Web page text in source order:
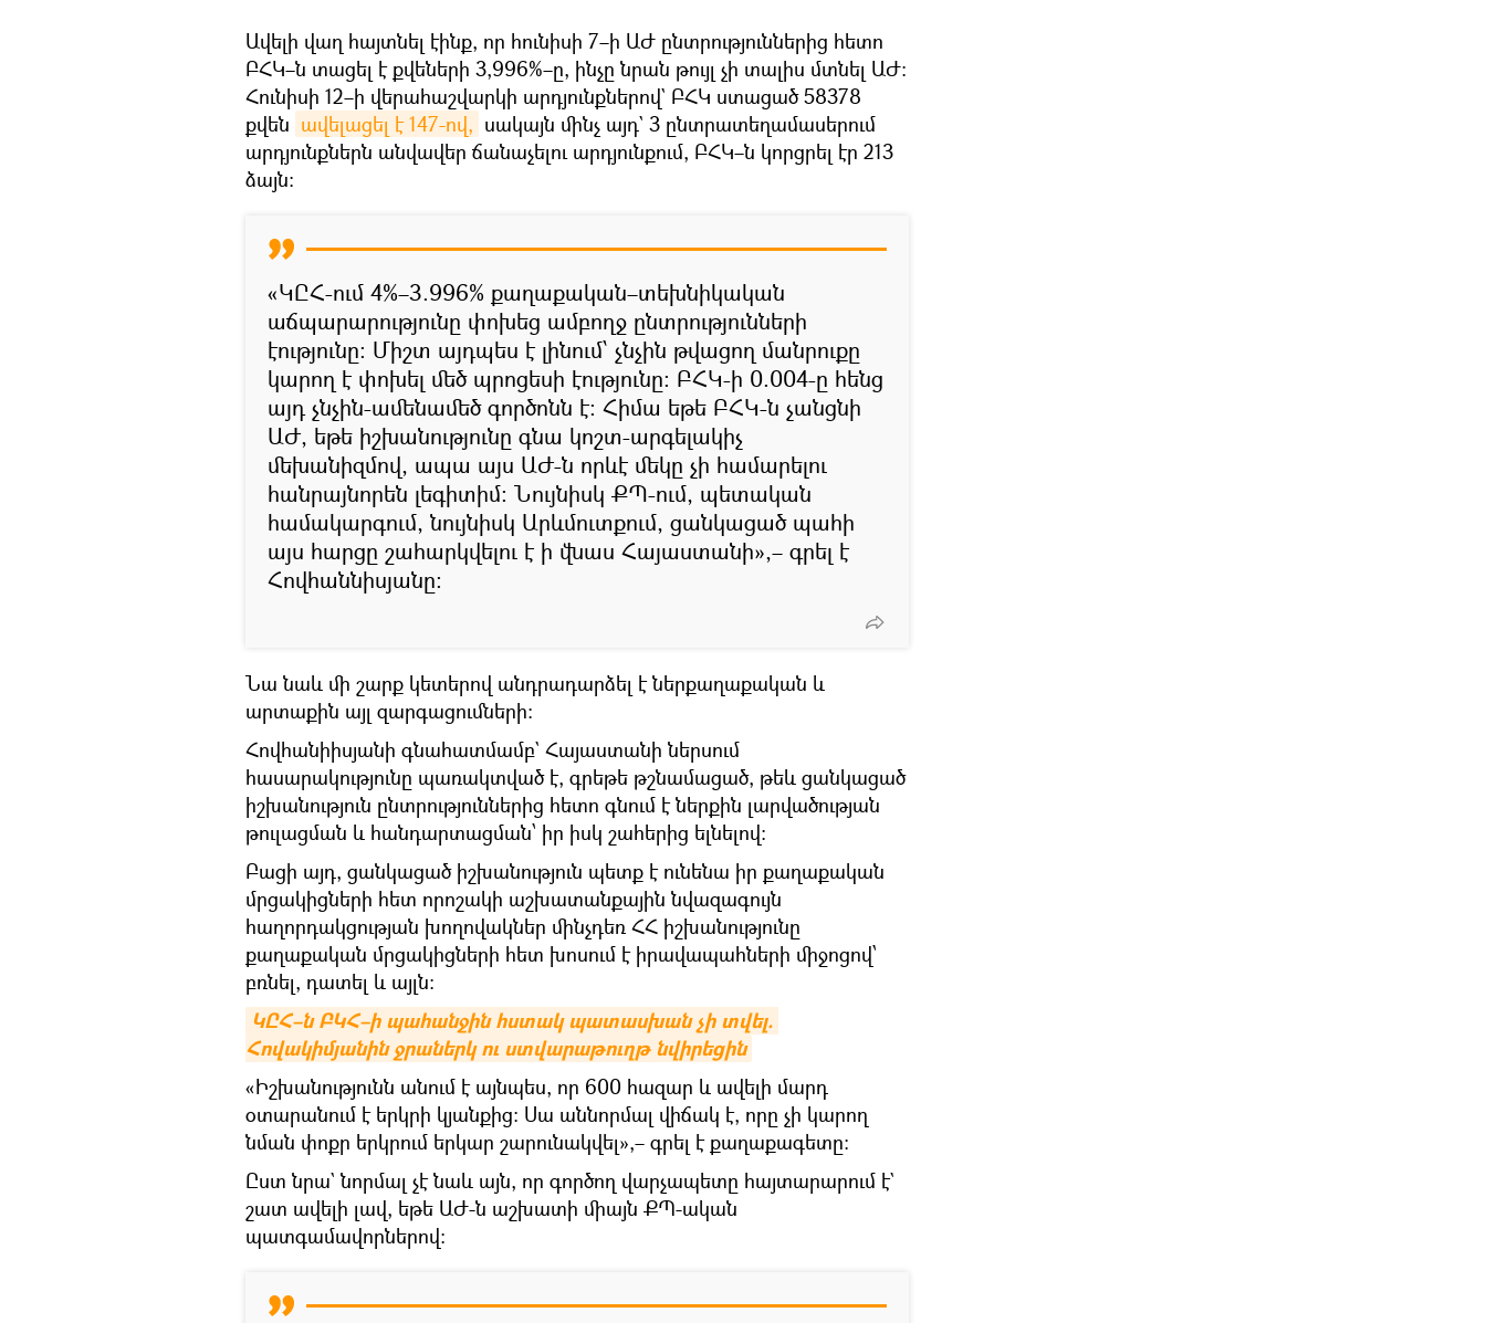
Ավելի վաղ հայտնել էինք, որ հունիսի 7–ի ԱԺ ընտրություններից հետո
ԲՀԿ–ն տացել է քվեների 3,996%–ը, ինչը նրան թույլ չի տալիս մտնել ԱԺ։
Հունիսի 12–ի վերահաշվարկի արդյունքներով` ԲՀԿ ստացած 58378
քվեն ավելացել է 147-ով, սակայն մինչ այդ` 3 ընտրատեղամասերում
արդյունքներն անվավեր ճանաչելու արդյունքում, ԲՀԿ–ն կորցրել էր 213
ձայն։
«ԿԸՀ-ում 4%–3.996% քաղաքական–տեխնիկական
աճպարարությունը փոխեց ամբողջ ընտրությունների
էությունը։ Միշտ այդպես է լինում՝ չնչին թվացող մանրուքը
կարող է փոխել մեծ պրոցեսի էությունը։ ԲՀԿ-ի 0.004-ը հենց
այդ չնչին-ամենամեծ գործոնն է։ Հիմա եթե ԲՀԿ-ն չանցնի
ԱԺ, եթե իշխանությունը գնա կոշտ-արգելակիչ
մեխանիզմով, ապա այս ԱԺ-ն որևէ մեկը չի համարելու
հանրայնորեն լեգիտիմ։ Նույնիսկ ՔՊ-ում, պետական
համակարգում, նույնիսկ Արևմուտքում, ցանկացած պահի
այս հարցը շահարկվելու է ի վնաս Հայաստանի»,– գրել է
Հովհաննիսյանը։
Նա նաև մի շարք կետերով անդրադարձել է ներքաղաքական և
արտաքին այլ զարգացումների։
Հովհանիիսյանի գնահատմամբ` Հայաստանի ներսում
հասարակությունը պառակտված է, գրեթե թշնամացած, թեև ցանկացած
իշխանություն ընտրություններից հետո գնում է ներքին լարվածության
թուլացման և հանդարտացման՝ իր իսկ շահերից ելնելով։
Բացի այդ, ցանկացած իշխանություն պետք է ունենա իր քաղաքական
մրցակիցների հետ որոշակի աշխատանքային նվազագույն
հաղորդակցության խողովակներ մինչդեռ ՀՀ իշխանությունը
քաղաքական մրցակիցների հետ խոսում է իրավապահների միջոցով՝
բռնել, դատել և այլն։
ԿԸՀ–ն ԲԿՀ–ի պահանջին հստակ պատասխան չի տվել.
Հովակիմյանին ջրաներկ ու ստվարաթուղթ նվիրեցին
«Իշխանությունն անում է այնպես, որ 600 հազար և ավելի մարդ
օտարանում է երկրի կյանքից։ Սա աննորմալ վիճակ է, որը չի կարող
նման փոքր երկրում երկար շարունակվել»,– գրել է քաղաքագետը։
Ըստ նրա` նորմալ չէ նաև այն, որ գործող վարչապետը հայտարարում է`
շատ ավելի լավ, եթե ԱԺ-ն աշխատի միայն ՔՊ-ական
պատգամավորներով։